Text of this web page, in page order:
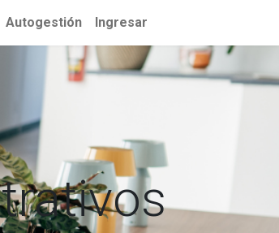
Autogestión Ingresar